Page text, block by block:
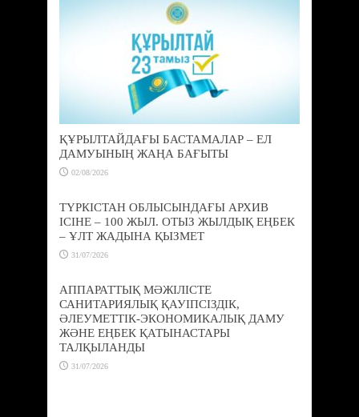
ҚҰРЫЛТАЙДАҒЫ БАСТАМАЛАР – ЕЛ
ДАМУЫНЫҢ ЖАҢА БАҒЫТЫ
02/08/2026
ТҮРКІСТАН ОБЛЫСЫНДАҒЫ АРХИВ
ІСІНЕ – 100 ЖЫЛ. ОТЫЗ ЖЫЛДЫҚ ЕҢБЕК
– ҰЛТ ЖАДЫНА ҚЫЗМЕТ
31/07/2026
АППАРАТТЫҚ МӘЖІЛІСТЕ
САНИТАРИЯЛЫҚ ҚАУІПСІЗДІК,
ӘЛЕУМЕТТІК-ЭКОНОМИКАЛЫҚ ДАМУ
ЖӘНЕ ЕҢБЕК ҚАТЫНАСТАРЫ
ТАЛҚЫЛАНДЫ
31/07/2026